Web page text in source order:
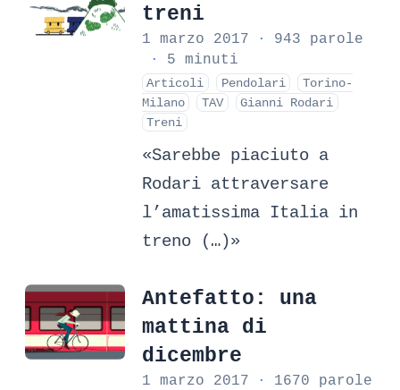
treni
1 marzo 2017 ·
943 parole
·
5 minuti
Articoli Pendolari
Torino-
Milano
TAV
Gianni Rodari
Treni
«Sarebbe piaciuto a
Rodari attraversare
l’amatissima Italia in
treno (…)»
Antefatto: una
mattina di
dicembre
1 marzo 2017 ·
1670 parole